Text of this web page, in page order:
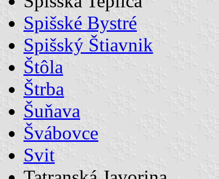
Spišské Bystré
Spišský Štiavnik
Štôla
Štrba
Šuňava
Švábovce
Svit